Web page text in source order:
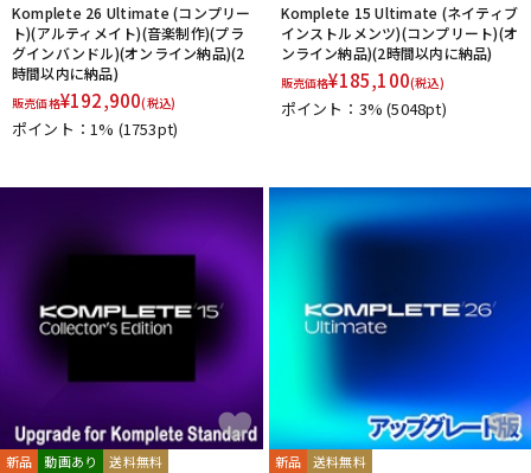
Komplete 26 Ultimate (コンプリー
ト)(アルティメイト)(音楽制作)(プラ
グインバンドル)(オンライン納品)(2
時間以内に納品)
販売価格¥192,900(税込)
ポイント：1% (1753pt)
Komplete 15 Ultimate (ネイティブ
インストルメンツ)(コンプリート)(オ
ンライン納品)(2時間以内に納品)
販売価格¥185,100(税込)
ポイント：3%(5048pt)
新品 動画あり 送料無料 新品 送料無料